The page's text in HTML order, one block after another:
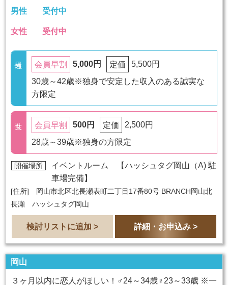
男性 受付中
女性 受付中
会員早割 5,000円 定価
5,500円
30歳～42歳※独身で安定した収入のある誠実な
方限定
会員早割 500円 定価
2,500円
28歳～39歳※独身の方限定
開催場所 イベントルーム 【ハッシュタグ岡山（A) 駐
車場完備】
[住所] 岡山市北区北長瀬表町二丁目17番80号 BRANCH岡山北
長瀬 ハッシュタグ岡山
検討リストに追加 > 詳細・お申込み >
岡山
３ヶ月以内に恋人がほしい！♂24～34歳♀23～33歳 ※一